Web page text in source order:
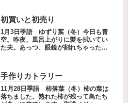
気に入っています椅子の背の籐は穴が
あき修理しましたテーブルには傷が
入...
初買いと初売り
1月3日季語 ゆずり葉（冬）今日も青
空。昨夜、風呂上がりに髪を拭いてい
た夫。あっつ、眼鏡が割れちゃった。
した。それで眼鏡を買いに行きまし
た。JINに私も新調したいと思って
い...
手作りカトラリー
11月28日季語 柿落葉（冬）柿の葉は
落ちました。熟れた柿が残って鳥たち